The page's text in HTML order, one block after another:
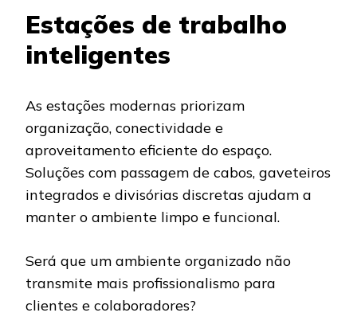
Estações de trabalho
inteligentes
As estações modernas priorizam
organização, conectividade e
aproveitamento eficiente do espaço.
Soluções com passagem de cabos, gaveteiros
integrados e divisórias discretas ajudam a
manter o ambiente limpo e funcional.
Será que um ambiente organizado não
transmite mais profissionalismo para
clientes e colaboradores?